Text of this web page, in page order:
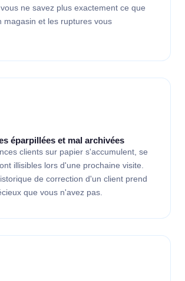
ne savez plus exactement ce que
magasin et les ruptures vous
éparpillées et mal archivées
clients sur papier s'accumulent, se
illisibles lors d'une prochaine visite.
de correction d'un client prend
que vous n'avez pas.